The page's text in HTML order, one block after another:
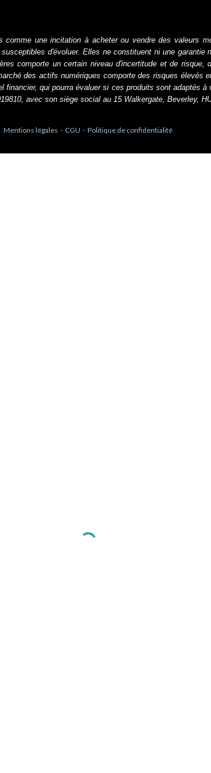
une incitation à acheter ou vendre des valeurs
d'évoluer. Elles ne constituent ni une garantie
comporte un certain niveau d'incertitude et de
des actifs numériques comporte des risques élevés
financier, qui pourra évaluer si ces produits sont adaptés
avec son siège social au 15 Walkergate, Beverley,
Mentions légales - CGU - Politique de confidentialité